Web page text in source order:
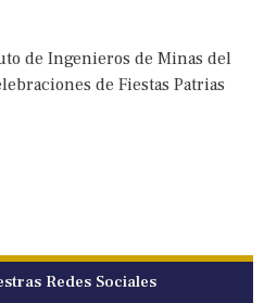
de Ingenieros de Minas del
de Fiestas Patrias
Redes Sociales